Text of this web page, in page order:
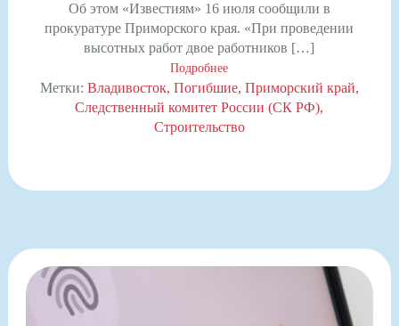
Об этом «Известиям» 16 июля сообщили в
прокуратуре Приморского края. «При проведении
высотных работ двое работников […]
Подробнее
Метки: Владивосток Погибшие Приморский край
Следственный комитет России (СК РФ)
Строительство